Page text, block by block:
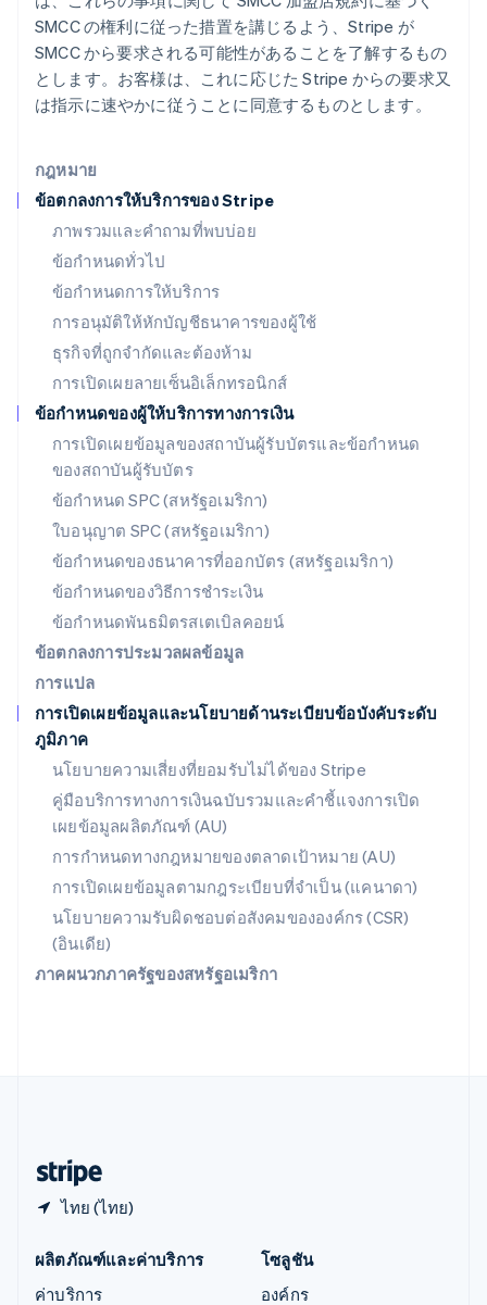
กฎหมาย
ข้อตกลงการให้บริการของ Stripe
ภาพรวมและคำถามที่พบบ่อย
ข้อกำหนดทั่วไป
ข้อกำหนดการให้บริการ
การอนุมัติให้หักบัญชีธนาคารของผู้ใช้
ธุรกิจที่ถูกจำกัดและต้องห้าม
การเปิดเผยลายเซ็นอิเล็กทรอนิกส์
ข้อกำหนดของผู้ให้บริการทางการเงิน
การเปิดเผยข้อมูลของสถาบันผู้รับบัตรและข้อกำหนด
ของสถาบันผู้รับบัตร
ข้อกำหนด SPC (สหรัฐอเมริกา)
ใบอนุญาต SPC (สหรัฐอเมริกา)
ข้อกำหนดของธนาคารที่ออกบัตร (สหรัฐอเมริกา)
ข้อกำหนดของวิธีการชำระเงิน
ข้อกำหนดพันธมิตรสเตเบิลคอยน์
ข้อตกลงการประมวลผลข้อมูล
การแปล
การเปิดเผยข้อมูลและนโยบายด้านระเบียบข้อบังคับระดับ
ภูมิภาค
นโยบายความเสี่ยงที่ยอมรับไม่ได้ของ Stripe
คู่มือบริการทางการเงินฉบับรวมและคำชี้แจงการเปิด
เผยข้อมูลผลิตภัณฑ์ (AU)
การกำหนดทางกฎหมายของตลาดเป้าหมาย (AU)
การเปิดเผยข้อมูลตามกฎระเบียบที่จำเป็น (แคนาดา)
นโยบายความรับผิดชอบต่อสังคมขององค์กร (CSR)
(อินเดีย)
ภาคผนวกภาครัฐของสหรัฐอเมริกา
SMCC の権利に従った措置を講じるよう、Stripe が
SMCC から要求される可能性があることを了解するもの
とします。お客様は、これに応じた Stripe からの要求又
は指示に速やかに従うことに同意するものとします。
ไทย (ไทย)
English
มาเลเซีย
English简体中文
เม็กซิโก
Español
ยิบรอลตาร์
เยอรมนี
Deutsch
โรมาเนีย
English
ลักเซมเบิร์ก
ลัตเวีย
English
ลิกเตนสไตน์
Deutsch English
ลิทัวเนีย
English
EspañolEnglish
สโลวาเกีย
English
English Italiano
สวิตเซอร์แลนด์
Deutsch FrançaisItaliano English
สวีเดน
SvenskaEnglish
สหรัฐอเมริกา
สหรัฐอาหรับเอมิเรตส์
English
สหราชอาณาจักร
English
English
สิงคโปร์
English简体中文
English
ออสเตรีย
Deutsch
ItalianoEnglish
ผลิตภัณฑ์และค่าบริการ
ค่าบริการ
โซลูชัน
องค์กร